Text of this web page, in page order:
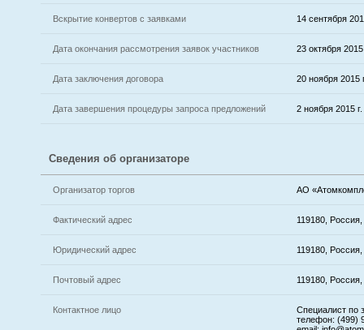
Вскрытие конвертов с заявками 14 сентября
Дата окончания рассмотрения заявок участников 23 октября
Дата заключения договора 20 ноября 2015
Дата завершения процедуры запроса предложений 2 ноября 2015
Сведения об организаторе
Организатор торгов АО
Фактический адрес 119180,
Юридический адрес 119180,
Почтовый адрес 119180,
Контактное лицо
Специалист по
телефон: (499)